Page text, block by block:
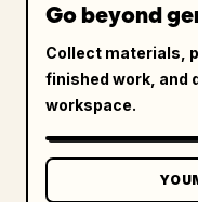
Go beyond
Collect materials,
finished work, and
workspace.